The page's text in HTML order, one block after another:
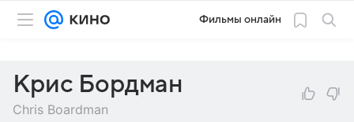
Фильмы онлайн
Крис Бордман
Chris Boardman